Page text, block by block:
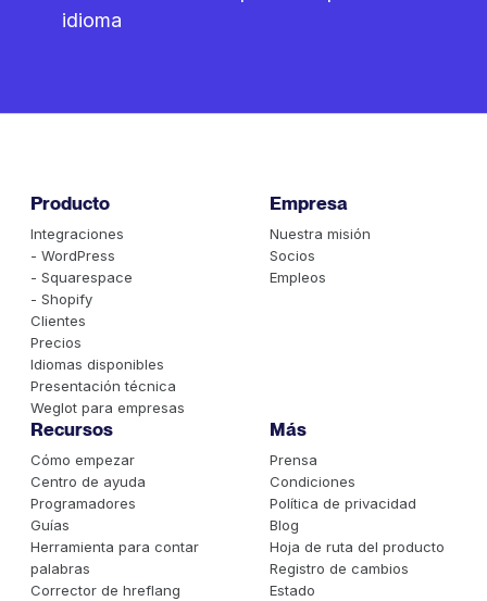
idioma
Producto
Integraciones
- WordPress
- Squarespace
- Shopify
Clientes
Precios
Idiomas disponibles
Presentación técnica
Weglot para empresas
Empresa
Nuestra misión
Socios
Empleos
Recursos
Cómo empezar
Centro de ayuda
Programadores
Guías
Herramienta para contar
palabras
Corrector de hreflang
Más
Prensa
Condiciones
Política de privacidad
Blog
Hoja de ruta del producto
Registro de cambios
Estado